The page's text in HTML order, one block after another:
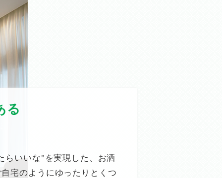
る
らいいな"を実現した、お洒
宅のようにゆったりとくつ